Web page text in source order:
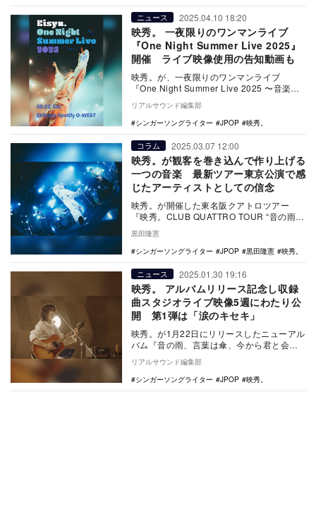
ニュース 2025.04.10 18:20
映秀。 一夜限りのワンマンライブ
『One Night Summer Live 2025』
開催 ライブ映像使用の告知動画も
映秀。が、一夜限りのワンマンライブ
『One Night Summer Live 2025 〜音楽し
ようぜ〜』を8月2日に東京 渋…
リアルサウンド編集部
シンガーソングライター
JPOP 映秀。
コラム 2025.03.07 12:00
映秀。が観客を巻き込んで作り上げる
一つの音楽 最新ツアー東京公演で感
じたアーティストとしての信念
映秀。が開催した東名阪クアトロツアー
『映秀。CLUB QUATTRO TOUR “音の雨、
言葉は傘、今から君と会う。”』のファイ…
黒田隆憲
シンガーソングライター
JPOP 黒田隆憲 映秀。
ニュース 2025.01.30 19:16
映秀。 アルバムリリース記念し収録
曲スタジオライブ映像5週にわたり公
開 第1弾は「涙のキセキ」
映秀。が1月22日にリリースしたニューアル
バム『音の雨、言葉は傘、今から君と会
う。』より、新曲「涙のキセキ」のスタジ
オライブ映像…
リアルサウンド編集部
シンガーソングライター
JPOP 映秀。